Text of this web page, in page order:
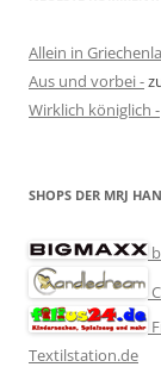
Allein in
Aus und vorbei -
Wirklich königlich -
SHOPS DER MRJ
Textilstation.de